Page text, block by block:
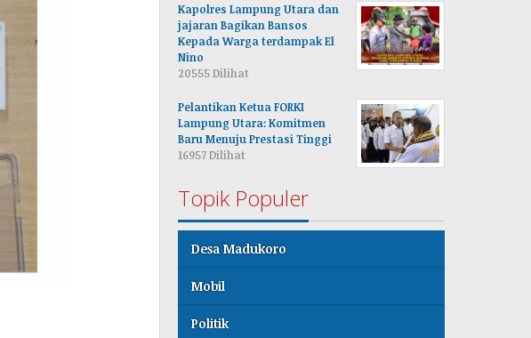
Kapolres Lampung Utara dan
jajaran Bagikan Bansos
Kepada Warga terdampak El
Nino
20555 Dilihat
Pelantikan Ketua FORKI
Lampung Utara: Komitmen
Baru Menuju Prestasi Tinggi
16957 Dilihat
Topik Populer
Desa Madukoro
Mobil
Politik